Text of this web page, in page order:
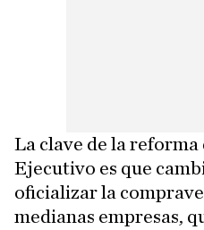
La clave de la reforma
Ejecutivo es que
oficializar la
medianas empresas,